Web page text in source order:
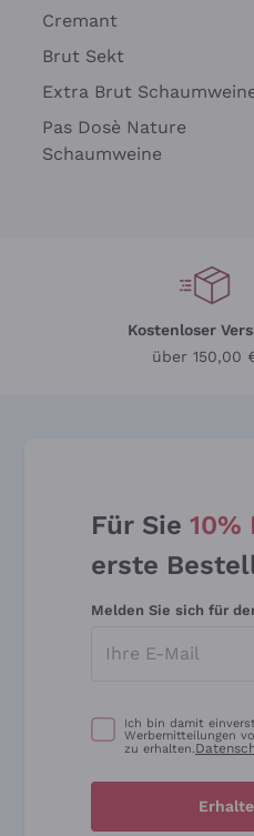
Cremant
Brut Sekt
Extra Brut
Pas Dosè Nature
Schaumweine
Kostenloser
über 150,00
Für Sie 10%
erste
Melden Sie sich für
Ich bin damit
Werbemitteilungen
zu erhalten.